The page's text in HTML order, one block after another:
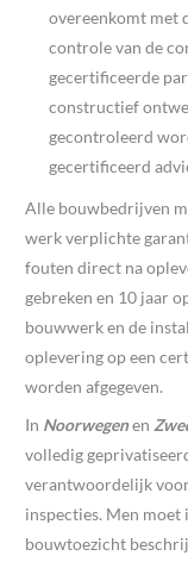
overeenkomt met
controle van de
gecertificeerde
constructief
gecontroleerd
gecertificeerd
Alle bouwbedrijven
werk verplichte
fouten direct na
gebreken en 10 jaar
bouwwerk en de
oplevering op een
worden afgegeven.
In Noorwegenen
volledig
verantwoordelijk
inspecties. Men
bouwtoezicht